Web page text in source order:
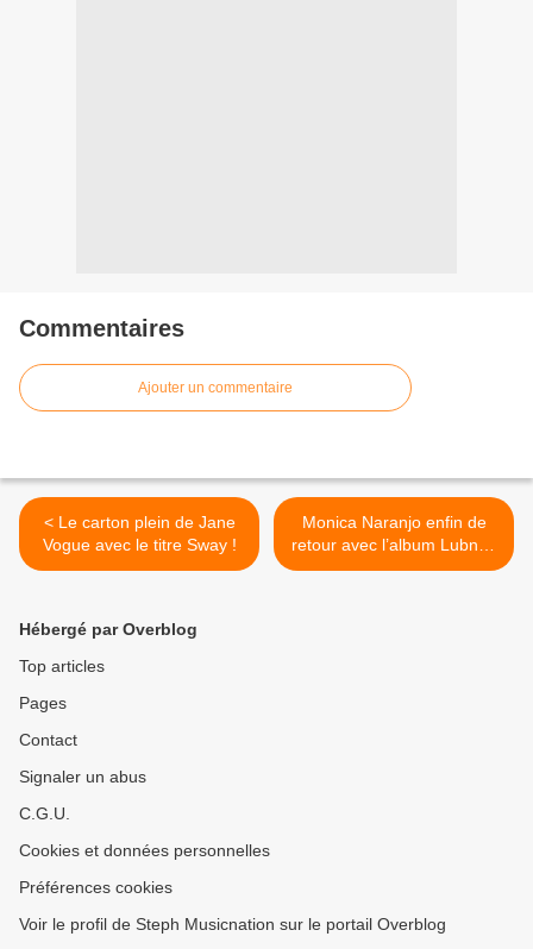
Commentaires
Ajouter un commentaire
< Le carton plein de Jane
Vogue avec le titre Sway !
Monica Naranjo enfin de
retour avec l’album Lubna !
>
Hébergé par Overblog
Top articles
Pages
Contact
Signaler un abus
C.G.U.
Cookies et données personnelles
Préférences cookies
Voir le profil de Steph Musicnation sur le portail Overblog